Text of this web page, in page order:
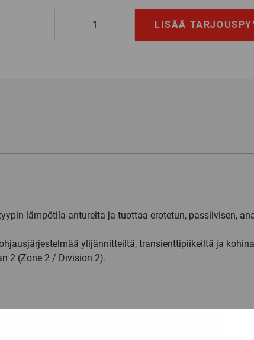
LISÄÄ
lämpötila-antureita ja tuottaa erotetun, passiivisen,
ylijännitteiltä, transienttipiikeiltä ja
2 (Zone 2 / Division 2).